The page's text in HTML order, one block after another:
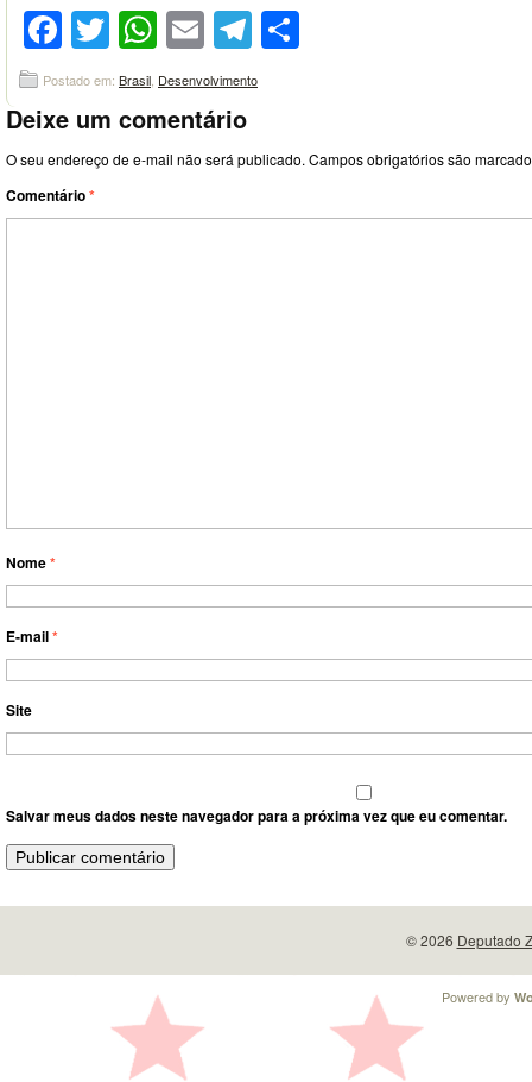
Facebook
Twitter
WhatsApp
EmailTelegram
Postado em: Brasil Desenvolvimento
Deixe um comentário
O seu endereço de e-mail não será publicado. Campos obrigatórios são
Comentário*
Nome*
E-mail*
Site
Salvar meus dados neste navegador para a próxima vez que eu comentar.
© 2026 Deputado
Powered by